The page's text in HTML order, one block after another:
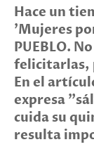
Hace un
'Mujeres
PUEBLO.
felicitarlas,
En el
expresa
cuida su
resulta